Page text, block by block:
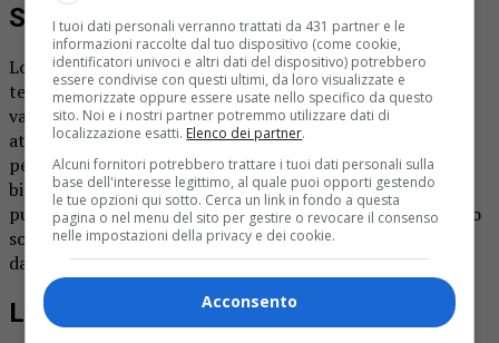
Sterzo, sospensioni e cinghie
Lo sterzodeve essere preciso e senza giochi. Se l’auto
tende a “tirare” da una parte o vibra, c’è qualcosa che non
va. Gliammortizzatorivanno controllati con la stessa
attenzione: quando sono usurati, la tenuta di strada
peggiora e la macchina si comporta male in frenata. Non
bisogna dimenticare lacinghia dei servizi. Se si rompe,
può causare danni gravi al motore e bloccare tutto. Meglio
sostituirla prima che salti, seguendo le scadenze indicate
dal costruttore.
Luci, climatizzazione e liquidi
I tuoi dati personali verranno trattati da 431 partner e le
informazioni raccolte dal tuo dispositivo (come cookie,
identificatori univoci e altri dati del dispositivo) potrebbero
essere condivise con questi ultimi, da loro visualizzate e
memorizzate oppure essere usate nello specifico da questo
sito. Noi e i nostri partner potremmo utilizzare dati di
localizzazione esatti. Elenco dei partner.
Alcuni fornitori potrebbero trattare i tuoi dati personali sulla
base dell'interesse legittimo, al quale puoi opporti gestendo
le tue opzioni qui sotto. Cerca un link in fondo a questa
pagina o nel menu del sito per gestire o revocare il consenso
nelle impostazioni della privacy e dei cookie.
Acconsento